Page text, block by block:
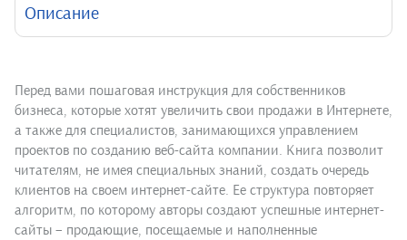
Описание
Перед вами пошаговая инструкция для собственников
бизнеса, которые хотят увеличить свои продажи в Интернете,
а также для специалистов, занимающихся управлением
проектов по созданию веб-сайта компании. Книга позволит
читателям, не имея специальных знаний, создать очередь
клиентов на своем интернет-сайте. Ее структура повторяет
алгоритм, по которому авторы создают успешные интернет-
сайты – продающие, посещаемые и наполненные